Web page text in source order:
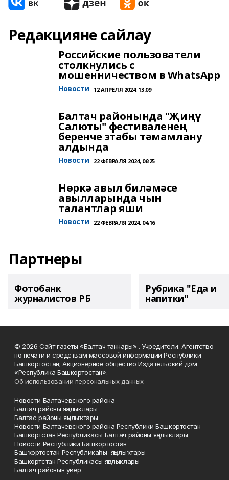
Редакцияне сайлау
Российские пользователи
столкнулись с
мошенничеством в WhatsApp
Новости 12 АПРЕЛЯ 2024, 13:09
Балтач районында "Җиңү
Салюты" фестиваленең
беренче этабы тәмамлану
алдында
Новости 22 ФЕВРАЛЯ 2024, 06:25
Нөркә авыл биләмәсе
авылларында чын
талантлар яши
Новости 22 ФЕВРАЛЯ 2024, 04:16
Партнеры
Фотобанк
журналистов РБ
Рубрика "Еда и
напитки"
© 2026 Сайт газеты «Балтач таннары» . Учредители: Агентство
по печати и средствам массовой информации Республики
Башкортостан; Акционерное общество Издательский дом
«Республика Башкортостан».
Об использовании персональных данных
Новости Балтачевского района
Балтач районы яңалыклары
Балтас районы яңылыҡтары
Новости Балтачевского района Республики Башкортостан
Башкортстан Республикасы Балтач районы яңалыклары
Новости Республики Башкортостан
Башҡортостан Республикаһы яңылыҡтары
Башкортстан Республикасы яңалыклары
Балтач районын увер